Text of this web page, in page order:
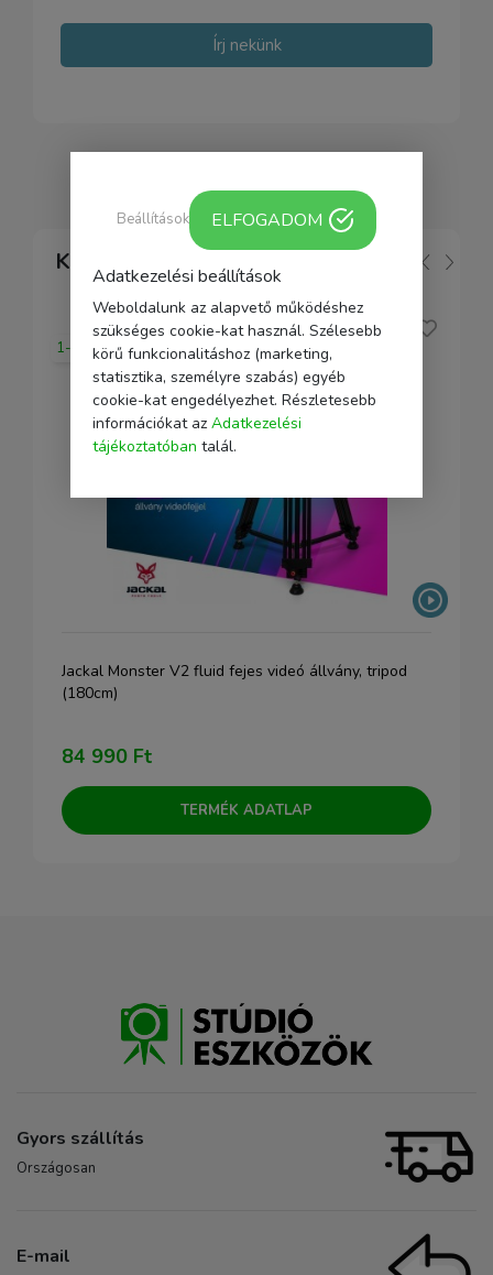
Írj nekünk
Kapcsolódó
1-2 nap
Jackal Monster V2 fluid fejes videó állvány, tripod
(180cm)
84 990 Ft
TERMÉK ADATLAP
Gyors szállítás
Országosan
E-mail
Adatkezelési beállítások
Weboldalunk az alapvető működéshez
szükséges cookie-kat használ. Szélesebb
körű funkcionalitáshoz (marketing,
statisztika, személyre szabás) egyéb
cookie-kat engedélyezhet. Részletesebb
információkat az Adatkezelési
tájékoztatóban talál.
Beállítások ELFOGADOM